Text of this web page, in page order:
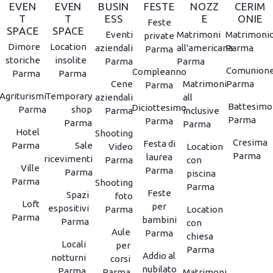
EVEN
T
SPACE
Dimore
storiche
Parma
Parma
Hotel
Parma
Ville
Parma
Loft
Parma
EVEN
T
SPACE
Location
insolite
Parma
Temporary
shop
Parma
Sale
ricevimenti
Parma
Spazi
espositivi
Parma
Locali
notturni
BUSIN
ESS
Eventi
aziendali
Parma
Cene
aziendali
Parma
Shooting
Video
Parma
Shooting
foto
Parma
Aule
per
corsi
FESTE
Feste
private
Parma
Compleanno
Parma
Diciottesimo
Parma
Festa di
laurea
Parma
Feste
per
bambini
Parma
Addio al
nubilato
NOZZ
E
Matrimoni
all'americana
Parma
Matrimoni
all
inclusive
Parma
Location
con
piscina
Parma
Location
con
chiesa
Parma
CERIM
ONIE
Parma
Parma
Battesimo
Parma
Cresima
Parma